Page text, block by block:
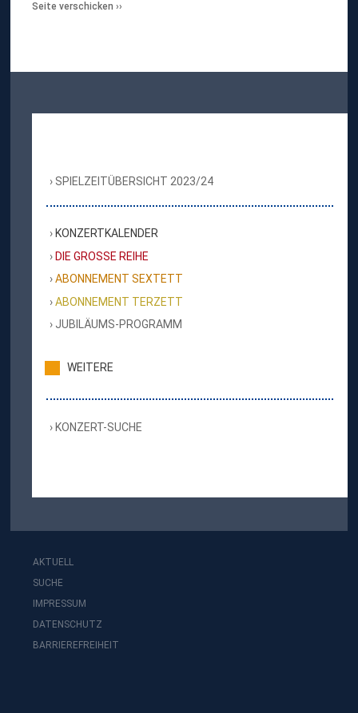
Seite verschicken
SPIELZEITÜBERSICHT 2023/24
KONZERTKALENDER
DIE GROSSE REIHE
ABONNEMENT SEXTETT
ABONNEMENT TERZETT
JUBILÄUMS-PROGRAMM
WEITERE
KONZERT-SUCHE
AKTUELL
SUCHE
IMPRESSUM
DATENSCHUTZ
BARRIEREFREIHEIT